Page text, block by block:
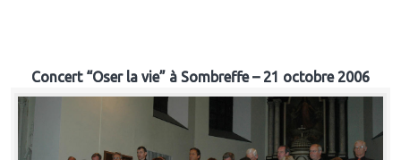
Concert “Oser la vie” à Sombreffe – 21 octobre 2006